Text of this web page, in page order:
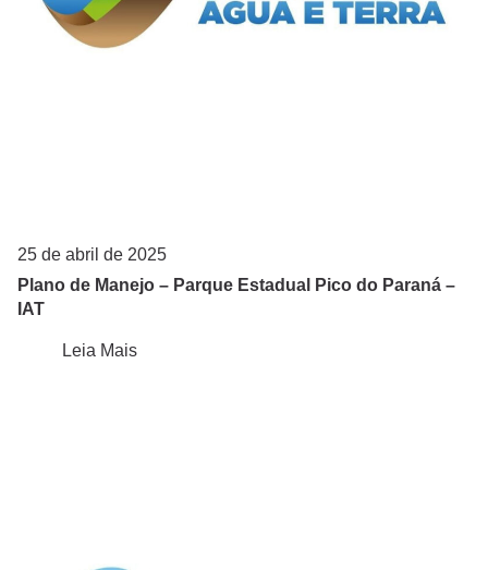
25 de abril de 2025
Plano de Manejo – Parque Estadual Pico do Paraná –
IAT
Leia Mais